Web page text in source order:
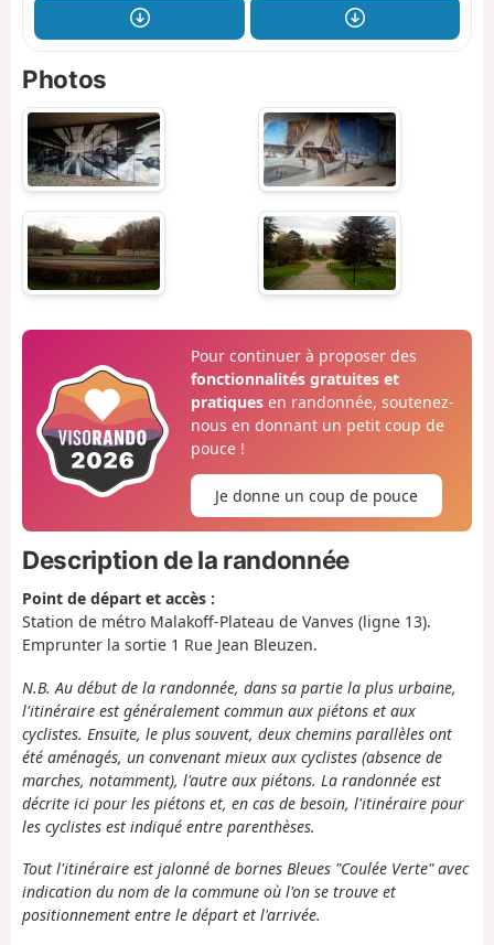
Photos
Pour continuer à proposer des
fonctionnalités gratuites et
pratiquesen randonnée, soutenez-
nous en donnant un petit coup de
pouce !
Je donne un coup de pouce
Description de la randonnée
Point de départ et accès :
Station de métro Malakoff-Plateau de Vanves (ligne 13).
Emprunter la sortie 1 Rue Jean Bleuzen.
N.B. Au début de la randonnée, dans sa partie la plus urbaine,
l'itinéraire est généralement commun aux piétons et aux
cyclistes. Ensuite, le plus souvent, deux chemins parallèles ont
été aménagés, un convenant mieux aux cyclistes (absence de
marches, notamment), l'autre aux piétons. La randonnée est
décrite ici pour les piétons et, en cas de besoin, l'itinéraire pour
les cyclistes est indiqué entre parenthèses.
Tout l'itinéraire est jalonné de bornes Bleues "Coulée Verte" avec
indication du nom de la commune où l'on se trouve et
positionnement entre le départ et l'arrivée.